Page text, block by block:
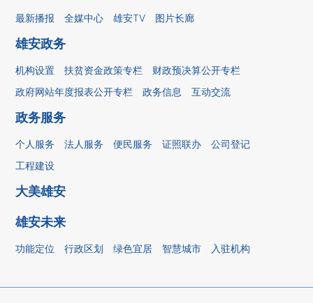
最新播报 全媒中心 雄安TV 图片长廊
雄安政务
机构设置 扶贫资金政策专栏
财政预决算公开专栏
政府网站年度报表公开专栏
政务信息 互动交流
政务服务
个人服务 法人服务 便民服务 证照联办
公司登记
工程建设
大美雄安
雄安未来
功能定位 行政区划 绿色宜居 智慧城市 入驻机构